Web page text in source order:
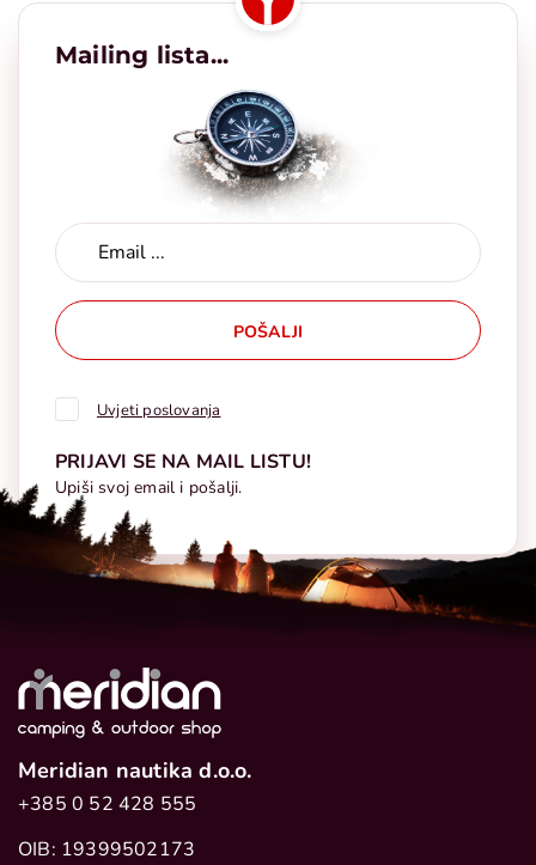
Mailing lista...
POŠALJI
Uvjeti poslovanja
PRIJAVI SE NA MAIL LISTU!
Upiši svoj email i pošalji.
Meridian nautika d.o.o.
+385 0 52 428 555
OIB: 19399502173